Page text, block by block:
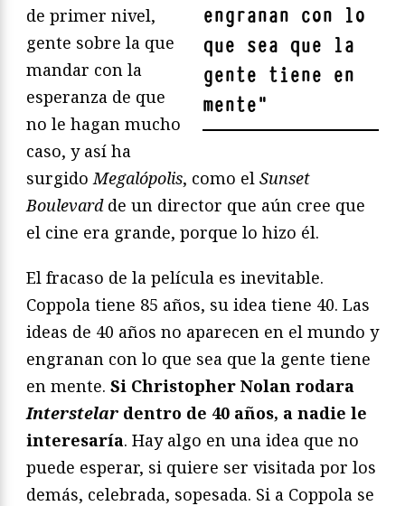
engranan con lo
que sea que la
gente tiene en
mente"
de primer nivel,
gente sobre la que
mandar con la
esperanza de que
no le hagan mucho
caso, y así ha
surgidoMegalópolis, como el Sunset
Boulevardde un director que aún cree que
el cine era grande, porque lo hizo él.
El fracaso de la película es inevitable.
Coppola tiene 85 años, su idea tiene 40. Las
ideas de 40 años no aparecen en el mundo y
engranan con lo que sea que la gente tiene
en mente. Si Christopher Nolan rodara
Interstelar dentro de 40 años, a nadie le
interesaría. Hay algo en una idea que no
puede esperar, si quiere ser visitada por los
demás, celebrada, sopesada. Si a Coppola se